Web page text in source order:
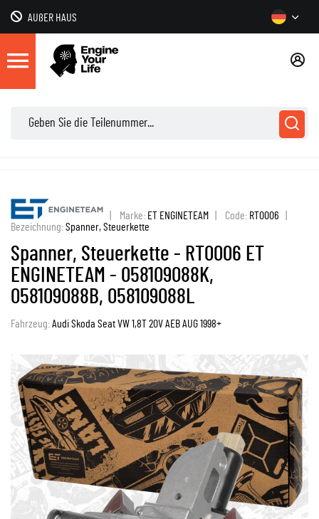
AUßER HAUS
Marke: ET ENGINETEAM Code: RT0006
Bezeichnung:Spanner, Steuerkette
Spanner, Steuerkette - RT0006 ET
ENGINETEAM - 058109088K,
058109088B, 058109088L
Fahrzeug:Audi Skoda Seat VW 1,8T 20V AEB AUG 1998+